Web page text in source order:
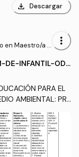
download Descargar
en Maestro/a d
more_vert
DE-INFANTIL-ODS
PARA EL
AMBIENTAL: PRA
Y-PROBLEMAS-